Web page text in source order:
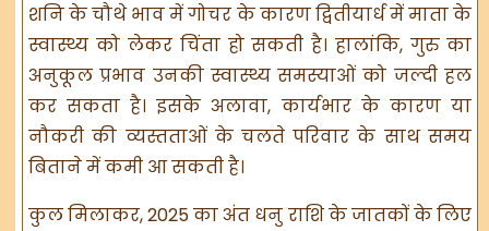
शनि के चौथे भाव में गोचर के कारण द्वितीयार्ध में माता के
स्वास्थ्य को लेकर चिंता हो सकती है। हालांकि, गुरु का
अनुकूल प्रभाव उनकी स्वास्थ्य समस्याओं को जल्दी हल
कर सकता है। इसके अलावा, कार्यभार के कारण या
नौकरी की व्यस्तताओं के चलते परिवार के साथ समय
बिताने में कमी आ सकती है।
कुल मिलाकर, 2025 का अंत धनु राशि के जातकों के लिए